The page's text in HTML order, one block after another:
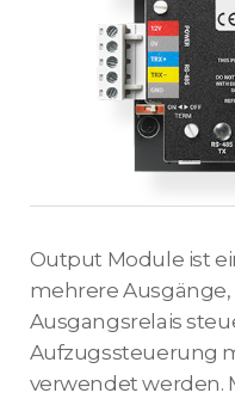
Output Module ist
mehrere Ausgänge,
Ausgangsrelais
Aufzugssteuerung
verwendet werden.